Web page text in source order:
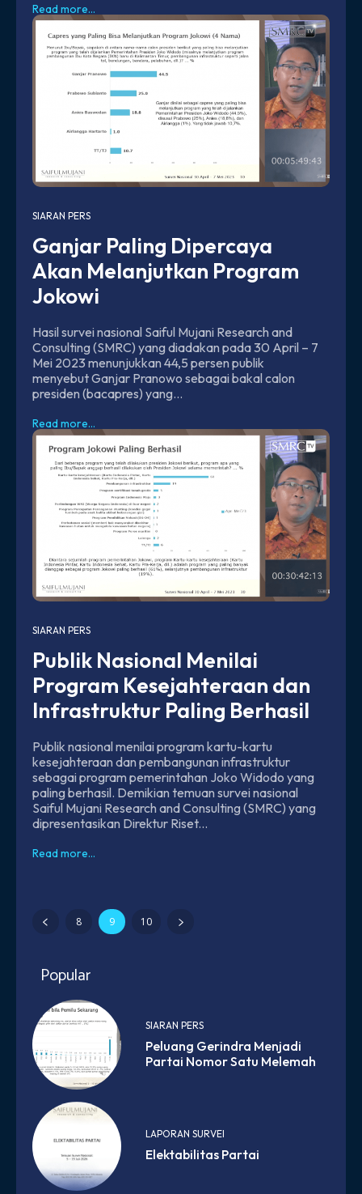
Read more...
SIARAN PERS
Ganjar Paling Dipercaya
Akan Melanjutkan Program
Jokowi
Hasil survei nasional Saiful Mujani Research and
Consulting (SMRC) yang diadakan pada 30 April – 7
Mei 2023 menunjukkan 44,5 persen publik
menyebut Ganjar Pranowo sebagai bakal calon
presiden (bacapres) yang...
Read more...
SIARAN PERS
Publik Nasional Menilai
Program Kesejahteraan dan
Infrastruktur Paling Berhasil
Publik nasional menilai program kartu-kartu
kesejahteraan dan pembangunan infrastruktur
sebagai program pemerintahan Joko Widodo yang
paling berhasil. Demikian temuan survei nasional
Saiful Mujani Research and Consulting (SMRC) yang
dipresentasikan Direktur Riset...
Read more...
8 9 10
Popular
SIARAN PERS
Peluang Gerindra Menjadi
Partai Nomor Satu Melemah
LAPORAN SURVEI
Elektabilitas Partai